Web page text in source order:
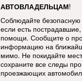
АВТОВЛАДЕЛЬЦАМ!
Соблюдайте
если есть
помощи. Сообщите о
информацию на
мимо. Не покидайте
сохраните все следы
проезжающих